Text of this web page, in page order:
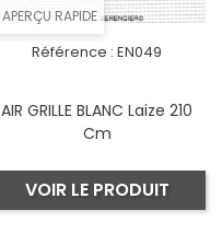
APERÇU RAPIDE
Référence : EN049
AIR GRILLE BLANC Laize 210
Cm
VOIR LE PRODUIT